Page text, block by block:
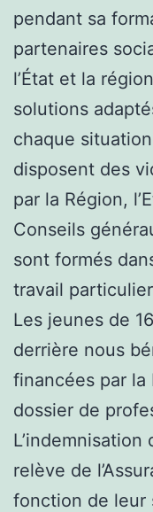
pendant sa
partenaires
l’État et la
solutions
chaque
disposent des
par la Région,
Conseils
sont formés
travail
Les jeunes de
derrière nous
financées par la
dossier de
L’indemnisation
relève de
fonction de leur